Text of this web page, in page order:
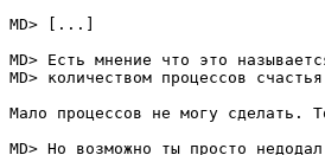
MD> [...]
MD> Есть мнение что это
MD> количеством процессов
Мало процессов не могу сделать.
MD> Но возможно ты просто